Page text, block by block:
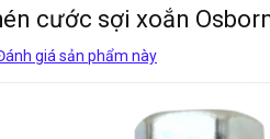
cước sợi xoắn
giá sản phẩm này